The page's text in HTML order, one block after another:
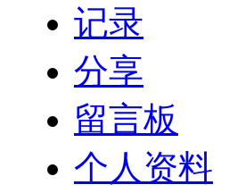
记录
分享
留言板
个人资料